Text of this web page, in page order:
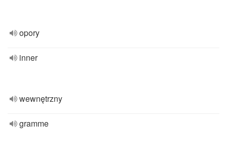
opory
inner
wewnętrzny
gramme